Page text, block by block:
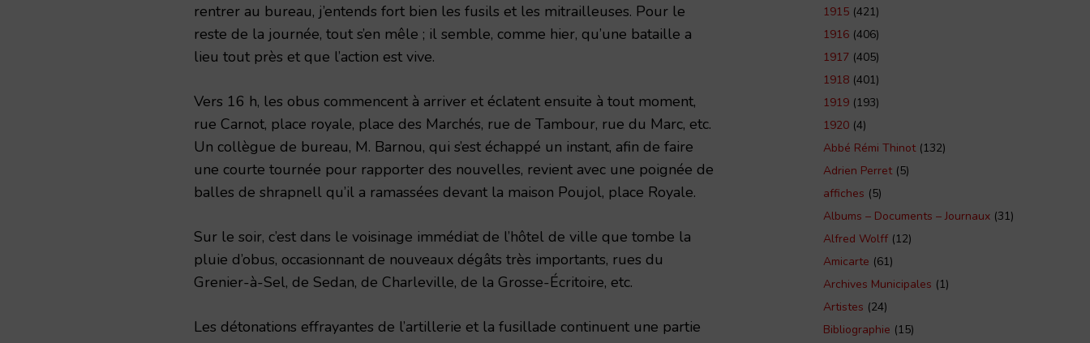
rentrer au bureau, j’entends fort bien les fusils et les mitrailleuses. Pour le
reste de la journée, tout s’en mêle ; il semble, comme hier, qu’une bataille a
lieu tout près et que l’action est vive.
Vers 16 h, les obus commencent à arriver et éclatent ensuite à tout moment,
rue Carnot, place royale, place des Marchés, rue de Tambour, rue du Marc, etc.
Un collègue de bureau, M. Barnou, qui s’est échappé un instant, afin de faire
une courte tournée pour rapporter des nouvelles, revient avec une poignée de
balles de shrapnell qu’il a ramassées devant la maison Poujol, place Royale.
Sur le soir, c’est dans le voisinage immédiat de l’hôtel de ville que tombe la
pluie d’obus, occasionnant de nouveaux dégâts très importants, rues du
Grenier-à-Sel, de Sedan, de Charleville, de la Grosse-Écritoire, etc.
Les détonations effrayantes de l’artillerie et la fusillade continuent une partie
1915 (421)
1916 (406)
1917 (405)
1918 (401)
1919 (193)
1920 (4)
Abbé Rémi Thinot(132)
Adrien Perret(5)
affiches (5)
Albums – Documents – Journaux (31)
Alfred Wolff (12)
Amicarte (61)
Archives Municipales (1)
Artistes (24)
Bibliographie (15)